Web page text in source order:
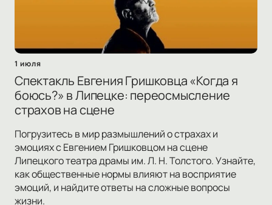
1 июля
Спектакль Евгения Гришковца «Когда я
боюсь?» в Липецке: переосмысление
страхов на сцене
Погрузитесь в мир размышлений о страхах и
эмоциях с Евгением Гришковцом на сцене
Липецкого театра драмы им. Л. Н. Толстого. Узнайте,
как общественные нормы влияют на восприятие
эмоций, и найдите ответы на сложные вопросы
жизни.